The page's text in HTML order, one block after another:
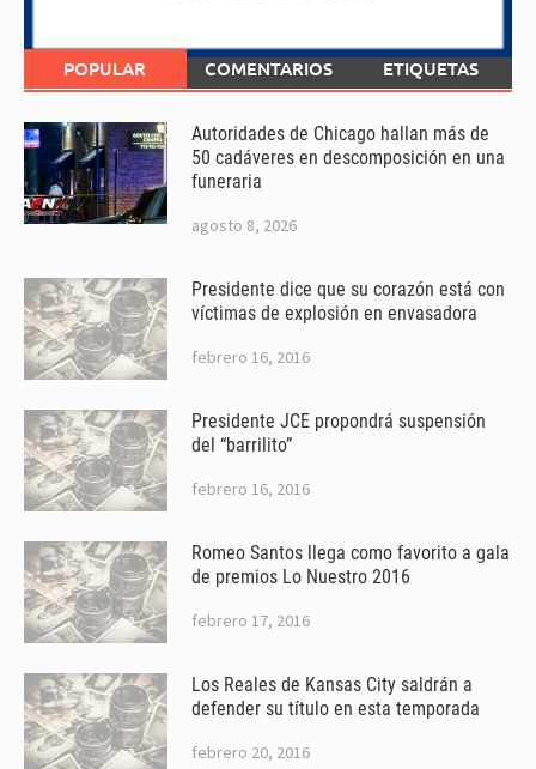
POPULAR COMENTARIOS ETIQUETAS
Autoridades de Chicago hallan más de
50 cadáveres en descomposición en una
funeraria
agosto 8, 2026
Presidente dice que su corazón está con
víctimas de explosión en envasadora
febrero 16, 2016
Presidente JCE propondrá suspensión
del “barrilito”
febrero 16, 2016
Romeo Santos llega como favorito a gala
de premios Lo Nuestro 2016
febrero 17, 2016
Los Reales de Kansas City saldrán a
defender su título en esta temporada
febrero 20, 2016